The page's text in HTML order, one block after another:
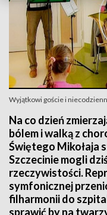
Wyjątkowi goście i
Na co dzień
bólem i walką z
Świętego Mikołaja
Szczecinie mogli
rzeczywistości.
symfonicznej
filharmonii do
sprawić by na